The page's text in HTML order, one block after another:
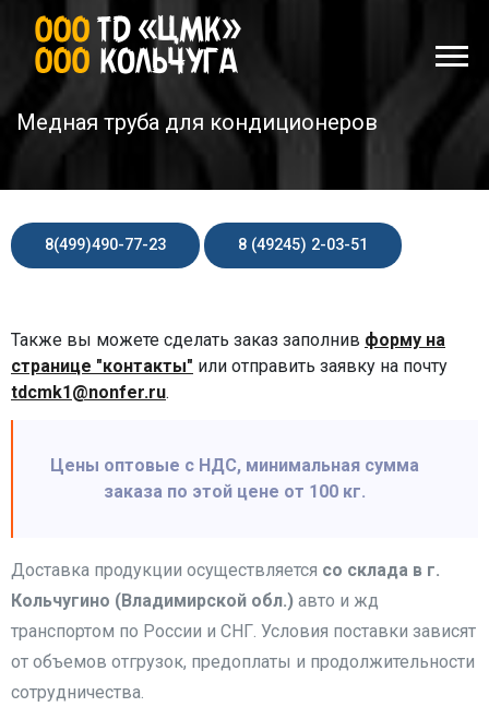
Медная труба для кондиционеров
8(499)490-77-23 8 (49245) 2-03-51
Также вы можете сделать заказ заполнив форму на
странице "контакты" или отправить заявку на почту
tdcmk1@nonfer.ru.
Цены оптовые с НДС, минимальная сумма
заказа по этой цене от 100 кг.
Доставка продукции осуществляется со склада в г.
Кольчугино (Владимирской обл.) авто и жд
транспортом по России и СНГ. Условия поставки зависят
от объемов отгрузок, предоплаты и продолжительности
сотрудничества.